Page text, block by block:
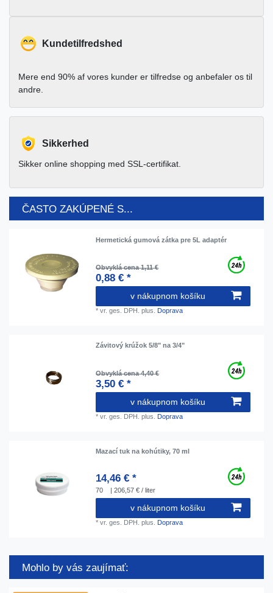
Kundetilfredshed
Mere end 90% af vores kunder er tilfredse og anbefaler os til
andre.
Sikkerhed
Sikker online shopping med SSL-certifikat.
ČASTO ZAKÚPENÉ S...
Hermetická gumová zátka pre 5L adaptér
Obvyklá cena 1,11 €
0,88 € *
v nákupnom košíku
*vr. ges. DPH. plus. Doprava
Závitový krúžok 5/8" na 3/4"
Obvyklá cena 4,40 €
3,50 € *
v nákupnom košíku
*vr. ges. DPH. plus. Doprava
Mazací tuk na kohútiky, 70 ml
14,46 € *
70 | 206,57 € / liter
v nákupnom košíku
*vr. ges. DPH. plus. Doprava
Mohlo by vás zaujímať: